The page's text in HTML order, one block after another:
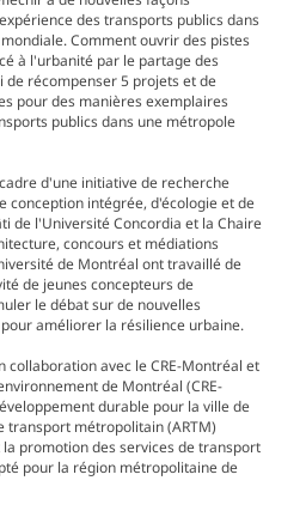
des transports publics dans
Comment ouvrir des pistes
à l'urbanité par le partage des
de récompenser 5 projets et de
pour des manières exemplaires
publics dans une métropole
d'une initiative de recherche
conception intégrée, d'écologie et de
de l'Université Concordia et la Chaire
concours et médiations
de Montréal ont travaillé de
de jeunes concepteurs de
le débat sur de nouvelles
améliorer la résilience urbaine.
collaboration avec le CRE-Montréal et
de Montréal (CRE-
durable pour la ville de
transport métropolitain (ARTM)
promotion des services de transport
pour la région métropolitaine de